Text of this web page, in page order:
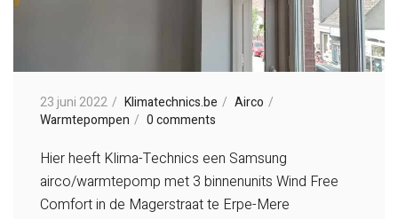
23 juni 2022 Klimatechnics.be
Airco
Warmtepompen
0 comments
Hier heeft Klima-Technics een Samsung
airco/warmtepomp met 3 binnenunits Wind Free
Comfort in de Magerstraat te Erpe-Mere